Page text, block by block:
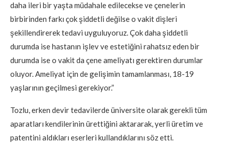
daha ileri bir yaşta müdahale edilecekse ve çenelerin
birbirinden farkı çok şiddetli değilse o vakit dişleri
şekillendirerek tedavi uyguluyoruz. Çok daha şiddetli
durumda ise hastanın işlev ve estetiğini rahatsız eden bir
durumda ise o vakit da çene ameliyatı gerektiren durumlar
oluyor. Ameliyat için de gelişimin tamamlanması, 18-19
yaşlarının geçilmesi gerekiyor.”
Tozlu, erken devir tedavilerde üniversite olarak gerekli tüm
aparatları kendilerinin ürettiğini aktararak, yerli üretim ve
patentini aldıkları eserleri kullandıklarını söz etti.